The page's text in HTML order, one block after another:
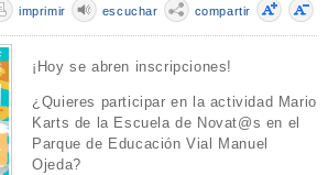
compartir
escuchar
imprimir
¡Hoy se abren inscripciones!
¿Quieres participar en la actividad Mario
Karts de la Escuela de Novat@s en el
Parque de Educación Vial Manuel
Ojeda?